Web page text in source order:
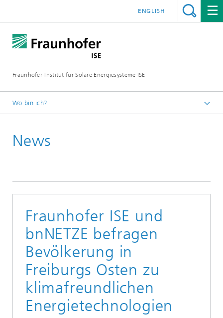
Fraunhofer-Institut für Solare Energiesysteme ISE
ENGLISH
Wo bin ich?
News
Fraunhofer ISE und
bnNETZE befragen
Bevölkerung in
Freiburgs Osten zu
klimafreundlichen
Energietechnologien